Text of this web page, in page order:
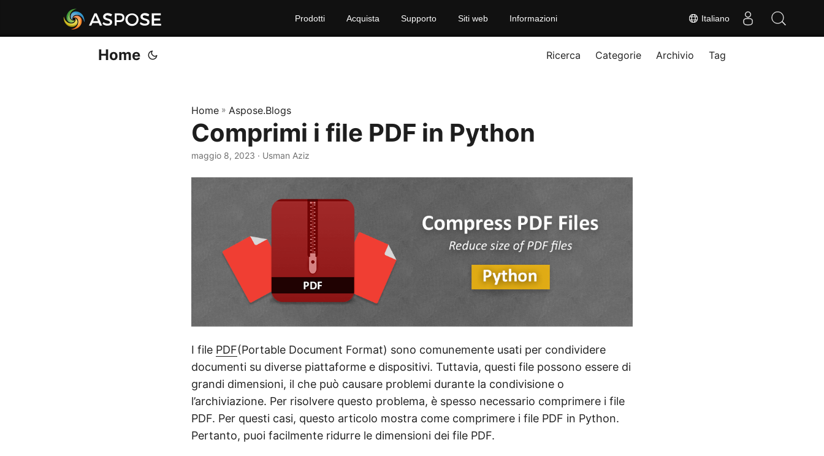
Italiano
Prodotti Acquista Supporto Siti web Informazioni
Home Ricerca Categorie Archivio Tag
Home » Aspose.Blogs
Comprimi i file PDF in Python
maggio 8, 2023 · Usman Aziz
I file PDF(Portable Document Format) sono comunemente usati per condividere
documenti su diverse piattaforme e dispositivi. Tuttavia, questi file possono essere di
grandi dimensioni, il che può causare problemi durante la condivisione o
l’archiviazione. Per risolvere questo problema, è spesso necessario comprimere i file
PDF. Per questi casi, questo articolo mostra come comprimere i file PDF in Python.
Pertanto, puoi facilmente ridurre le dimensioni dei file PDF.